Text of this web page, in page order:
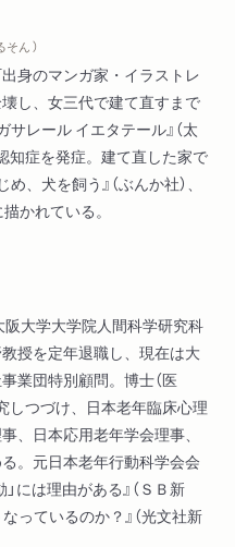
し？／なぜサ高住は高いの
のではないかと不安です
りたい」と言うのはなぜ？
性が悪いから？／認知症の
護職員同士の会話にある／
／誰に話せばいいのか／施
お金を勝手に使われている
差し入れ／差し入れよりも
されたらどうする？／施設
型劇場をつくろう
安です
無力感に陥った人の特徴／
サトー流、介護施設との付き
ない？
ん ）
身のマンガ家・イラストレ
し、女三代で建て直すまで
レール イエタテール』（太
知症を発症。建て直した家で
、犬を飼う』（ぶんか社）、
かれている。
阪大学大学院人間科学研究科
授を定年退職し、現在は大
業団特別顧問。博士（医
しつづけ、日本老年臨床心理
、日本応用老年学会理事、
。元日本老年行動科学会会
には理由がある』（ＳＢ新
っているのか？』（光文社新